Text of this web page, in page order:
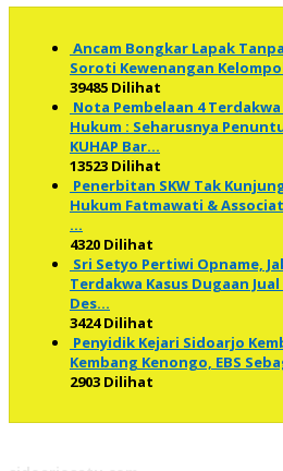
Ancam Bongkar Lapak
Soroti Kewenangan
39485 Dilihat
Nota Pembelaan 4 Terdakwa
Hukum : Seharusnya
KUHAP Bar…
13523 Dilihat
Penerbitan SKW Tak
Hukum Fatmawati &
…
4320 Dilihat
Sri Setyo Pertiwi Opname,
Terdakwa Kasus Dugaan
Des…
3424 Dilihat
Penyidik Kejari Sidoarjo
Kembang Kenongo, EBS
2903 Dilihat